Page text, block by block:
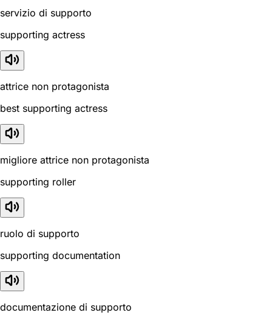
servizio di supporto
supporting actress
attrice non protagonista
best supporting actress
migliore attrice non protagonista
supporting roller
ruolo di supporto
supporting documentation
documentazione di supporto